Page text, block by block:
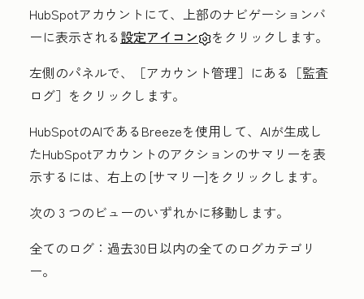
HubSpotアカウントにて、上部のナビゲーションバ
ーに表示される設定アイコン
をクリックします。
左側のパネルで、［アカウント管理］ にある［監査
ログ］ をクリックします。
HubSpotのAIであるBreezeを使用して、AIが生成し
たHubSpotアカウントのアクションのサマリーを表
示するには、右上の [サマリー]をクリックします。
次の 3 つのビューのいずれかに移動します。
全てのログ： 過去30日以内の全てのログカテゴリ
ー。